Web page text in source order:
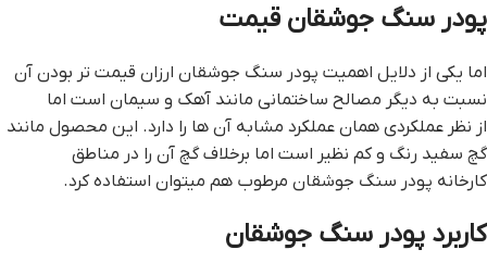
پودر سنگ جوشقان قیمت
اما یکی از دلایل اهمیت پودر سنگ جوشقان ارزان قیمت تر بودن آن
نسبت به دیگر مصالح ساختمانی مانند آهک و سیمان است اما
از نظر عملکردی همان عملکرد مشابه آن ها را دارد. این محصول مانند
گچ سفید رنگ و کم نظیر است اما برخلاف گچ آن را در مناطق
کارخانه پودر سنگ جوشقان مرطوب هم میتوان استفاده کرد.
کاربرد پودر سنگ جوشقان